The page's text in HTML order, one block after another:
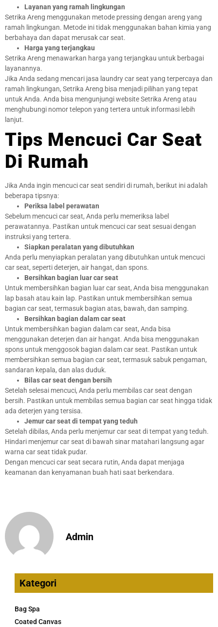
Layanan yang ramah lingkungan
Setrika Areng menggunakan metode pressing dengan areng yang
ramah lingkungan. Metode ini tidak menggunakan bahan kimia yang
berbahaya dan dapat merusak car seat.
Harga yang terjangkau
Setrika Areng menawarkan harga yang terjangkau untuk berbagai
layanannya.
Jika Anda sedang mencari jasa laundry car seat yang terpercaya dan
ramah lingkungan, Setrika Areng bisa menjadi pilihan yang tepat
untuk Anda. Anda bisa mengunjungi website Setrika Areng atau
menghubungi nomor telepon yang tertera untuk informasi lebih
lanjut.
Tips Mencuci Car Seat
Di Rumah
Jika Anda ingin mencuci car seat sendiri di rumah, berikut ini adalah
beberapa tipsnya:
Periksa label perawatan
Sebelum mencuci car seat, Anda perlu memeriksa label
perawatannya. Pastikan untuk mencuci car seat sesuai dengan
instruksi yang tertera.
Siapkan peralatan yang dibutuhkan
Anda perlu menyiapkan peralatan yang dibutuhkan untuk mencuci
car seat, seperti deterjen, air hangat, dan spons.
Bersihkan bagian luar car seat
Untuk membersihkan bagian luar car seat, Anda bisa menggunakan
lap basah atau kain lap. Pastikan untuk membersihkan semua
bagian car seat, termasuk bagian atas, bawah, dan samping.
Bersihkan bagian dalam car seat
Untuk membersihkan bagian dalam car seat, Anda bisa
menggunakan deterjen dan air hangat. Anda bisa menggunakan
spons untuk menggosok bagian dalam car seat. Pastikan untuk
membersihkan semua bagian car seat, termasuk sabuk pengaman,
sandaran kepala, dan alas duduk.
Bilas car seat dengan bersih
Setelah selesai mencuci, Anda perlu membilas car seat dengan
bersih. Pastikan untuk membilas semua bagian car seat hingga tidak
ada deterjen yang tersisa.
Jemur car seat di tempat yang teduh
Setelah dibilas, Anda perlu menjemur car seat di tempat yang teduh.
Hindari menjemur car seat di bawah sinar matahari langsung agar
warna car seat tidak pudar.
Dengan mencuci car seat secara rutin, Anda dapat menjaga
keamanan dan kenyamanan buah hati saat berkendara.
Admin
Kategori
Bag Spa
Coated Canvas